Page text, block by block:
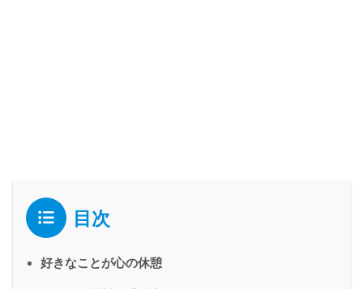
目次
好きなことが心の休憩